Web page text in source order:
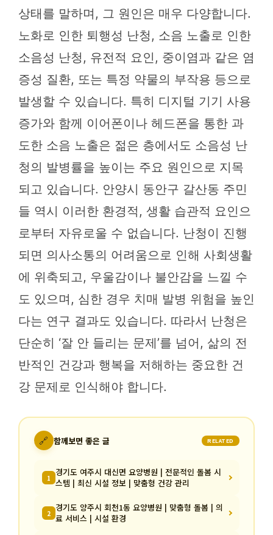
상태를 말하며, 그 원인은 매우 다양합니다.
노화로 인한 퇴행성 난청, 소음 노출로 인한
소음성 난청, 유전적 요인, 중이염과 같은 염
증성 질환, 또는 특정 약물의 부작용 등으로
발생할 수 있습니다. 특히 디지털 기기 사용
증가와 함께 이어폰이나 헤드폰을 통한 과
도한 소음 노출은 젊은 층에서도 소음성 난
청의 발병률을 높이는 주요 원인으로 지목
되고 있습니다. 안양시 동안구 갈산동 주민
들 역시 이러한 환경적, 생활 습관적 요인으
로부터 자유로울 수 없습니다. 난청이 진행
되면 의사소통의 어려움으로 인해 사회생활
에 위축되고, 우울감이나 불안감을 느낄 수
도 있으며, 심한 경우 치매 발병 위험을 높인
다는 연구 결과도 있습니다. 따라서 난청은
단순히 ‘잘 안 들리는 문제’를 넘어, 삶의 전
반적인 건강과 행복을 저해하는 중요한 건
강 문제로 인식해야 합니다.
🔗 함께보면 좋은 글 RELATED
1 경기도 여주시 대신면 요양병원 | 전문적인 돌봄 시
스템 | 최신 시설 정보 | 맞춤형 건강 관리
2 경기도 양주시 회천1동 요양병원 | 맞춤형 돌봄 | 의
료 서비스 | 시설 환경